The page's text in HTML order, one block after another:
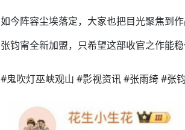
如今阵容尘埃落定，大家也把目光聚焦到
张钧甯全新加盟，只希望这部收官之作能
#鬼吹灯巫峡观山 #影视资讯 #张雨绮 #张